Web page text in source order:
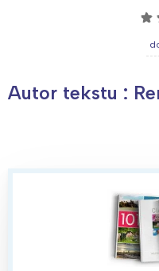
☆
Autor tekstu :